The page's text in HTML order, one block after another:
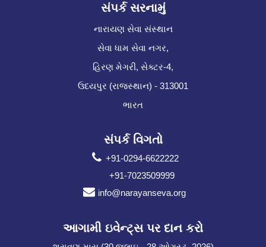
સંપર્ક સરનામું
નારાયણ સેવા સંસ્થાન
સેવા ધામ સેવા નગર,
હિરણ મેગરી, સેક્ટર-4,
ઉદયપુર (રાજસ્થાન) - 313001
ભારત
સંપર્ક વિગતો
+91-0294-6622222
+91-7023509999
info@narayanseva.org
આગામી ઇવેન્ટ્સ પર દાન કરો